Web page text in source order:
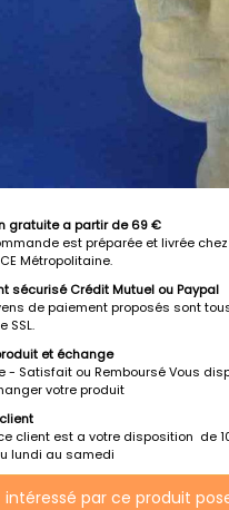
gratuite a partir de 69 €
est préparée et livrée
Métropolitaine.
sécurisé Crédit Mutuel ou Paypal
de paiement proposés sont
SSL.
et échange
- Satisfait ou Remboursé Vous
votre produit
client est a votre disposition de
lundi au samedi
intéressé par ce produit